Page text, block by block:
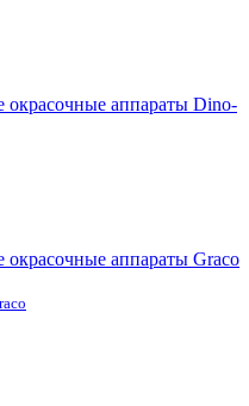
окрасочные аппараты Dino-
окрасочные аппараты Graco